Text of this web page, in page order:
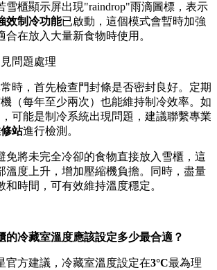
雪櫃顯示屏出現"raindrop"雨滴圖標，表示
效制冷功能已啟動，這個模式會暫時加強
合在放入大量新食物時使用。
問題處理
時，首先檢查門封條是否密封良好。定期
（每年至少兩次）也能維持制冷效率。如
可能是制冷系統出現問題，建議聯繫專業
站進行檢測。
免將未完全冷卻的食物直接放入雪櫃，這
溫度上升，增加壓縮機負擔。同時，盡量
和時間，可有效維持溫度穩定。
的冷藏室溫度應該設定多少最合適？
官方建議，冷藏室溫度設定在3°C最為理